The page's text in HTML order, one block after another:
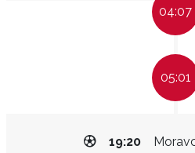
04:07
05:01
19:20